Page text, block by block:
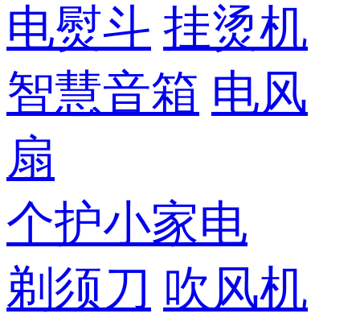
电熨斗 挂烫机
智慧音箱 电风
扇
个护小家电
剃须刀 吹风机